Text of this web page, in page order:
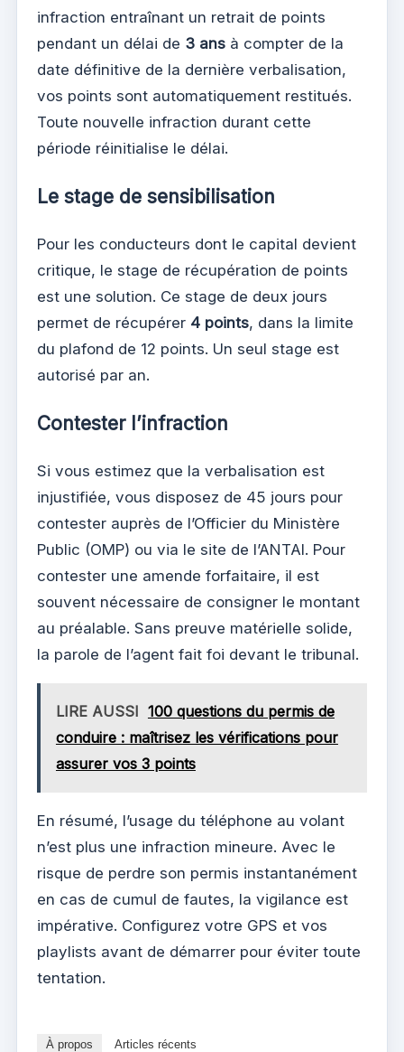
infraction entraînant un retrait de points
pendant un délai de 3 ans à compter de la
date définitive de la dernière verbalisation,
vos points sont automatiquement restitués.
Toute nouvelle infraction durant cette
période réinitialise le délai.
Le stage de sensibilisation
Pour les conducteurs dont le capital devient
critique, le stage de récupération de points
est une solution. Ce stage de deux jours
permet de récupérer 4 points, dans la limite
du plafond de 12 points. Un seul stage est
autorisé par an.
Contester l’infraction
Si vous estimez que la verbalisation est
injustifiée, vous disposez de 45 jours pour
contester auprès de l’Officier du Ministère
Public (OMP) ou via le site de l’ANTAI. Pour
contester une amende forfaitaire, il est
souvent nécessaire de consigner le montant
au préalable. Sans preuve matérielle solide,
la parole de l’agent fait foi devant le tribunal.
LIRE AUSSI 100 questions du permis de
conduire : maîtrisez les vérifications pour
assurer vos 3 points
En résumé, l’usage du téléphone au volant
n’est plus une infraction mineure. Avec le
risque de perdre son permis instantanément
en cas de cumul de fautes, la vigilance est
impérative. Configurez votre GPS et vos
playlists avant de démarrer pour éviter toute
tentation.
À propos Articles récents